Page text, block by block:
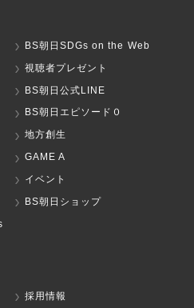
BS朝日SDGs on the Web
視聴者プレゼント
BS朝日公式LINE
BS朝日エピソード０
地方創生
GAME A
イベント
BS朝日ショップ
採用情報